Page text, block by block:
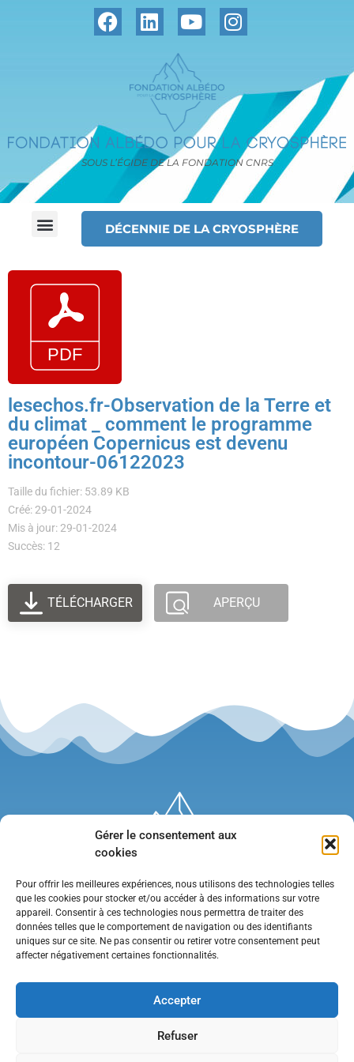
Gérer le consentement aux
cookies
Pour offrir les meilleures expériences, nous utilisons des technologies telles
que les cookies pour stocker et/ou accéder à des informations sur votre
appareil. Consentir à ces technologies nous permettra de traiter des
données telles que le comportement de navigation ou des identifiants
uniques sur ce site. Ne pas consentir ou retirer votre consentement peut
affecter négativement certaines fonctionnalités.
Accepter
Refuser
SOUS L’ÉGIDE DE LA FONDATION CNRS
DÉCENNIE DE LA CRYOSPHÈRE
lesechos.fr-Observation de la Terre et
du climat _ comment le programme
européen Copernicus est devenu
incontour-06122023
Taille du fichier: 53.89 KB
Créé: 29-01-2024
Mis à jour: 29-01-2024
Succès: 12
TÉLÉCHARGER APERÇU
•Contact